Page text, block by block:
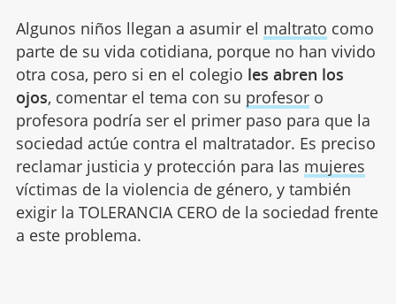
Algunos niños llegan a asumir el maltrato como
parte de su vida cotidiana, porque no han vivido
otra cosa, pero si en el colegio les abren los
ojos, comentar el tema con su profesoro
profesora podría ser el primer paso para que la
sociedad actúe contra el maltratador. Es preciso
reclamar justicia y protección para las mujeres
víctimas de la violencia de género, y también
exigir la TOLERANCIA CERO de la sociedad frente
a este problema.